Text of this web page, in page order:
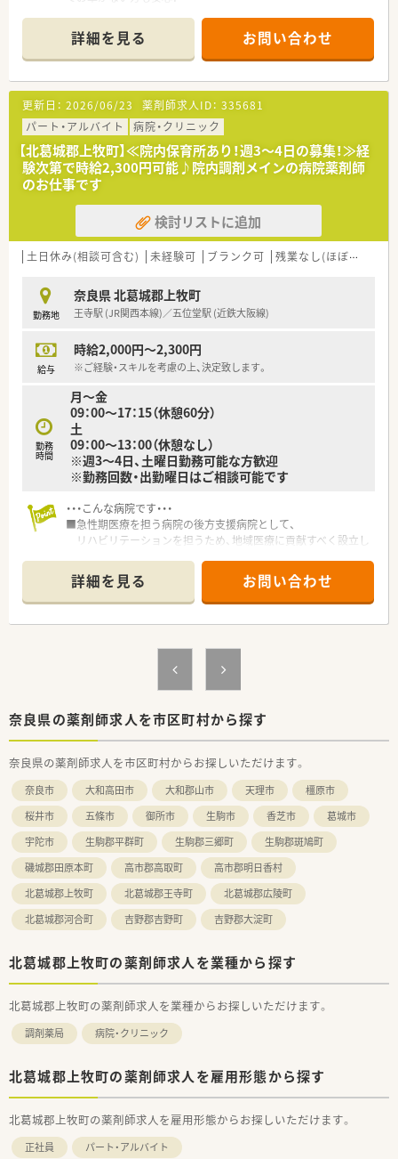
■薬剤師は若年層から中堅層まで幅広く在籍してます。
■従業員数も10名以上いるためお休みの融通も利きやすくワー
クライフバランスを整えやすいです環境。
≪こんな病院です≫
■平成2年開院の病院です。
■病床数が162床のケアミックス型で一般病床と療養病床を有
しています。
■院内処方で外来対応と入院患者様対応どちらも経験を積むこ
とができます。
■健診センターも開設し、地域医療への貢献をしていらっしゃい
ます。
■提携の保育施設もあり、病児保育も可能！
職員が安心して子育てが出来る様な環境を整えています。
子育て中の方にもおすすめです。
・・・こんな方におすすめです・・・
■子育て中で、お仕事とご家庭の両立を叶えたい方！
■経験を活かしてさらに幅広い業務に携わりたいとお考えの方
（残業ほぼなし・平日17時までのお仕事♪）
■ワークライフバランスを整えたい方
詳細を見る お問い合わせ
更新日： 2026/06/23 薬剤師求人ID： 335681
パート・アルバイト
病院・クリニック
【北葛城郡上牧町】≪院内保育所あり！週3～4日の募集！≫経
験次第で時給2,300円可能♪院内調剤メインの病院薬剤師
のお仕事です
検討リストに追加
土日休み(相談可含む) 未経験可 ブランク可 残業なし(ほぼなし含む)
勤務地
奈良県 北葛城郡上牧町
王寺駅 (JR関西本線)／五位堂駅 (近鉄大阪線)
給与
時給2,000円～2,300円
※ご経験・スキルを考慮の上、決定致します。
勤務
時間
月～金
09：00～17：15（休憩60分）
土
09：00～13：00（休憩なし）
※週3～4日、土曜日勤務可能な方歓迎
※勤務回数・出勤曜日はご相談可能です
・・・こんな病院です・・・
■急性期医療を担う病院の後方支援病院として、
リハビリテーションを担うため、地域医療に貢献すべく設立し
■リハビリテーションに特化した病院です。
■外来は院外ですので、院内調剤がメイン業務です。
■薬局内はとても明るくとても雰囲気が良いです！
■ご経験を活かして時給UPを叶えたい方！
■仕事と家庭を両立し、無理なく勤務をしたい方！
詳細を見る お問い合わせ
奈良県の薬剤師求人を市区町村から探す
奈良県の薬剤師求人を市区町村からお探しいただけます。
奈良市 大和高田市 大和郡山市 天理市
橿原市
桜井市
五條市 御所市 生駒市 香芝市
葛城市
宇陀市
生駒郡平群町 生駒郡三郷町
生駒郡斑鳩町
磯城郡田原本町
高市郡高取町
高市郡明日香村
北葛城郡上牧町
北葛城郡王寺町
北葛城郡広陵町
北葛城郡河合町
吉野郡吉野町 吉野郡大淀町
北葛城郡上牧町の薬剤師求人を業種から探す
北葛城郡上牧町の薬剤師求人を業種からお探しいただけます。
調剤薬局 病院・クリニック
北葛城郡上牧町の薬剤師求人を雇用形態から探す
北葛城郡上牧町の薬剤師求人を雇用形態からお探しいただけます。
正社員 パート・アルバイト